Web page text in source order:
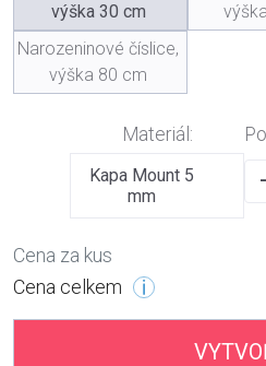
výška 30 cm
Narozeninové číslice,
výška 80 cm
Materiál:
Kapa Mount 5
mm
Cena za kus
Cena celkem